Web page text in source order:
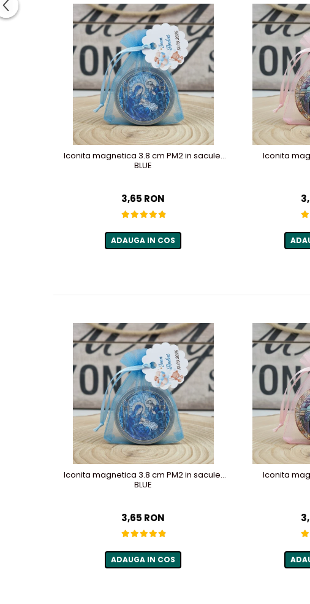
Iconita magnetica 3.8 cm PM2 in saculet
BLUE
3,65 RON
ADAUGA IN COS
Iconita
Iconita magnetica 3.8 cm PM2 in saculet
BLUE
3,65 RON
ADAUGA IN COS
Iconita